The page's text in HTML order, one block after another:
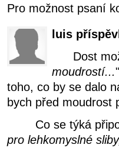
Pro možnost psaní
luis
Dost
moudrostí...
toho, co by se dalo
bych před moudrost
Co se týká
pro lehkomyslné